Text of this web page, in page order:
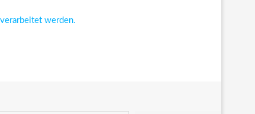
werden.